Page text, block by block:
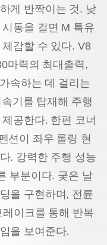
게 반짝이는 것. 낮
동을 걸면 M 특유
감할 수 있다. V8
마력의 최대출력,
속하는 데 걸리는
기를 탑재해 주행
공한다. 한편 코너
션이 좌우 롤링 현
. 강력한 주행 성능
부분이다. 궂은 날
을 구현하며, 전륜
이크를 통해 반복
을 보여준다.